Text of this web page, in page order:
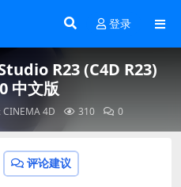
登录
R23 (C4D R23)
中文版
CINEMA 4D 310 0
评论建议